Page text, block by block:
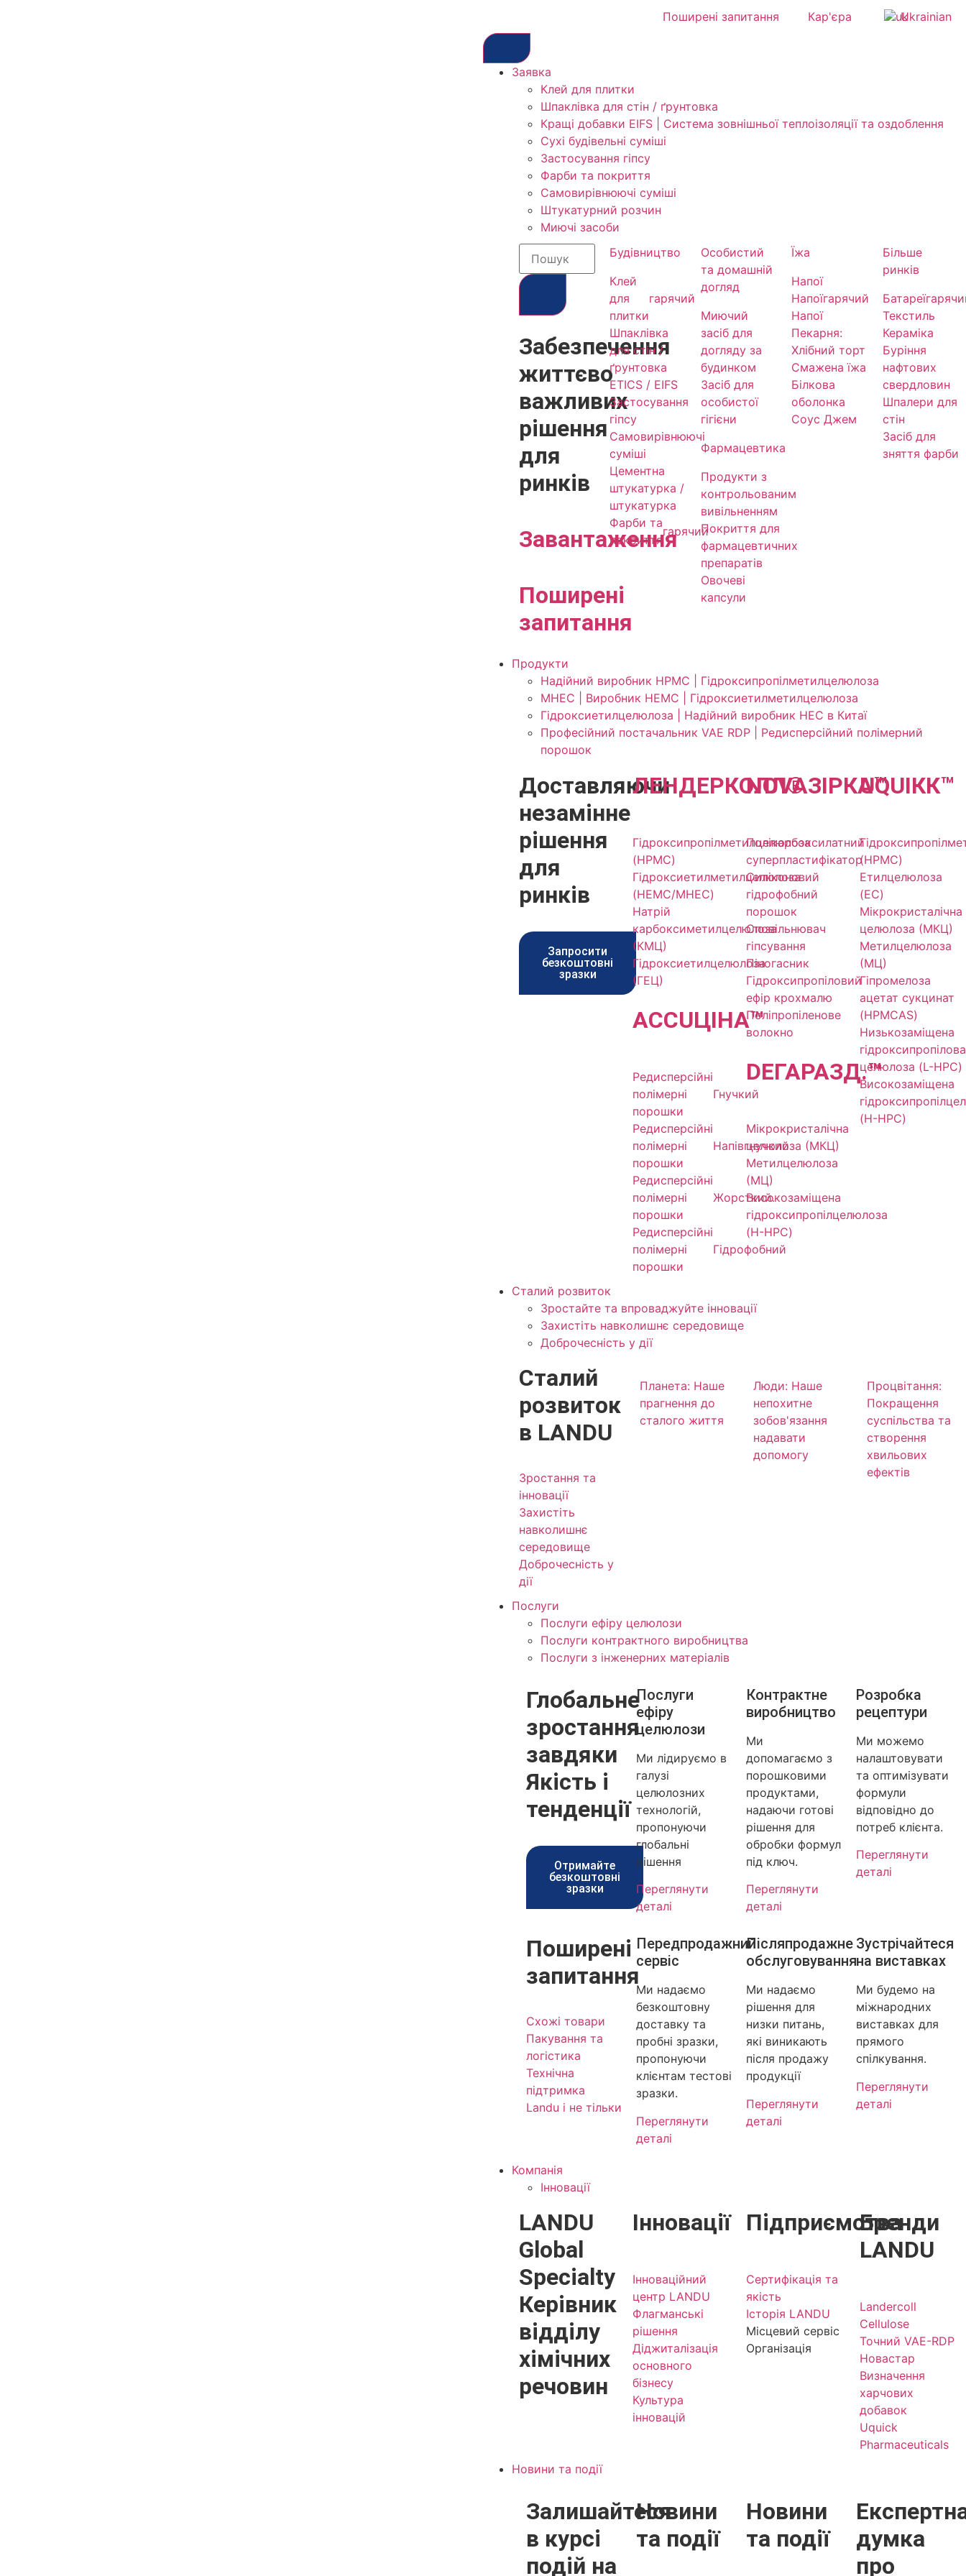
Поширені запитання Кар'єра Ukrainian
Заявка
Клей для плитки
Шпаклівка для стін / ґрунтовка
Кращі добавки EIFS | Система зовнішньої теплоізоляції та оздоблення
Сухі будівельні суміші
Застосування гіпсу
Фарби та покриття
Самовирівнюючі суміші
Штукатурний розчин
Миючі засоби
Забезпечення
життєво
важливих
рішення
для
ринків
Завантаження
Поширені
запитання
Будівництво
Клей
для
плитки
гарячий
Шпаклівка
для стін /
ґрунтовка
ETICS / EIFS
Застосування
гіпсу
Самовирівнюючі
суміші
Цементна
штукатурка /
штукатурка
Фарби та
покриття
гарячий
Особистий
та домашній
догляд
Миючий
засіб для
догляду за
будинком
Засіб для
особистої
гігієни
Фармацевтика
Продукти з
контрольованим
вивільненням
Покриття для
фармацевтичних
препаратів
Овочеві
капсули
Їжа
Напої
Напої
Напої
гарячий
Пекарня:
Хлібний торт
Смажена їжа
Білкова
оболонка
Соус Джем
Більше
ринків
Батареї
Текстиль
Кераміка
Буріння
нафтових
свердловин
Шпалери для
стін
Засіб для
зняття фарби
Продукти
Надійний виробник HPMC | Гідроксипропілметилцелюлоза
MHEC | Виробник HEMC | Гідроксиетилметилцелюлоза
Гідроксиетилцелюлоза | Надійний виробник HEC в Китаї
Професійний постачальник VAE RDP | Редисперсійний полімерний
порошок
Доставляючи
незамінне
рішення
для
ринків
Запросити
безкоштовні
зразки
ЛЕНДЕРКОЛЛ®
Гідроксипропілметилцелюлоза
(HPMC)
Гідроксиетилметилцелюлоза
(HEMC/MHEC)
Натрій
карбоксиметилцелюлоза
(КМЦ)
Гідроксиетилцелюлоза
(ГЕЦ)
ACCUЦІНА™
Редисперсійні
полімерні
порошки
Гнучкий
Редисперсійні
полімерні
порошки
Напівгнучкий
Редисперсійні
полімерні
порошки
Жорсткий.
Редисперсійні
полімерні
порошки
Гідрофобний
NOVAЗІРКА™
Полікарбоксилатний
суперпластифікатор
Силіконовий
гідрофобний
порошок
Сповільнювач
гіпсування
Піногасник
Гідроксипропіловий
ефір крохмалю
Поліпропіленове
волокно
DEГАРАЗД.™
Мікрокристалічна
целюлоза (МКЦ)
Метилцелюлоза
(МЦ)
Високозаміщена
гідроксипропілцелюлоза
(H-HPC)
UQUІКК™
(HPMC)
Етилцелюлоза
(EC)
Мікрокристалічна
целюлоза (МКЦ)
Метилцелюлоза
(МЦ)
Гіпромелоза
ацетат сукцинат
(HPMCAS)
Низькозаміщена
гідроксипропілова
целюлоза (L-HPC)
Високозаміщена
(H-HPC)
Сталий розвиток
Зростайте та впроваджуйте інновації
Захистіть навколишнє середовище
Доброчесність у дії
Сталий
розвиток
в LANDU
Зростання та
інновації
Захистіть
навколишнє
середовище
Доброчесність у
дії
Планета: Наше
прагнення до
сталого життя
Люди: Наше
непохитне
зобов'язання
надавати
допомогу
Процвітання:
Покращення
суспільства та
створення
хвильових
ефектів
Послуги
Послуги ефіру целюлози
Послуги контрактного виробництва
Послуги з інженерних матеріалів
Глобальне
зростання
завдяки
Якість і
тенденції
Отримайте
безкоштовні
зразки
Послуги
ефіру
целюлози
Ми лідируємо в
галузі
целюлозних
технологій,
пропонуючи
глобальні
рішення
Переглянути
деталі
Контрактне
виробництво
Ми
допомагаємо з
порошковими
продуктами,
надаючи готові
рішення для
обробки формул
під ключ.
Переглянути
деталі
Розробка
рецептури
Ми можемо
налаштовувати
та оптимізувати
формули
відповідно до
потреб клієнта.
Переглянути
деталі
Поширені
запитання
Схожі товари
Пакування та
логістика
Технічна
підтримка
Landu і не тільки
Передпродажний
сервіс
Ми надаємо
безкоштовну
доставку та
пробні зразки,
пропонуючи
клієнтам тестові
зразки.
Переглянути
деталі
Післяпродажне
обслуговування
Ми надаємо
рішення для
низки питань,
які виникають
після продажу
продукції
Переглянути
деталі
Зустрічайтеся
на виставках
Ми будемо на
міжнародних
виставках для
прямого
спілкування.
Переглянути
деталі
Компанія
Інновації
LANDU
Global
Specialty
Керівник
відділу
хімічних
речовин
Інновації
Інноваційний
центр LANDU
Флагманські
рішення
Діджиталізація
основного
бізнесу
Культура
інновацій
Підприємства
Сертифікація та
якість
Історія LANDU
Місцевий сервіс
Організація
Бренди
LANDU
Landercoll
Cellulose
Точний VAE-RDP
Новастар
Визначення
харчових
добавок
Uquick
Pharmaceuticals
Новини та події
Залишайтеся
в курсі
подій на
Новини
та події
Новини
та події
думка
про